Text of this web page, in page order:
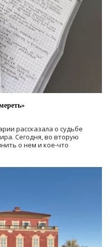
рассказала о судьбе
Сегодня, во вторую
о нем и кое-что